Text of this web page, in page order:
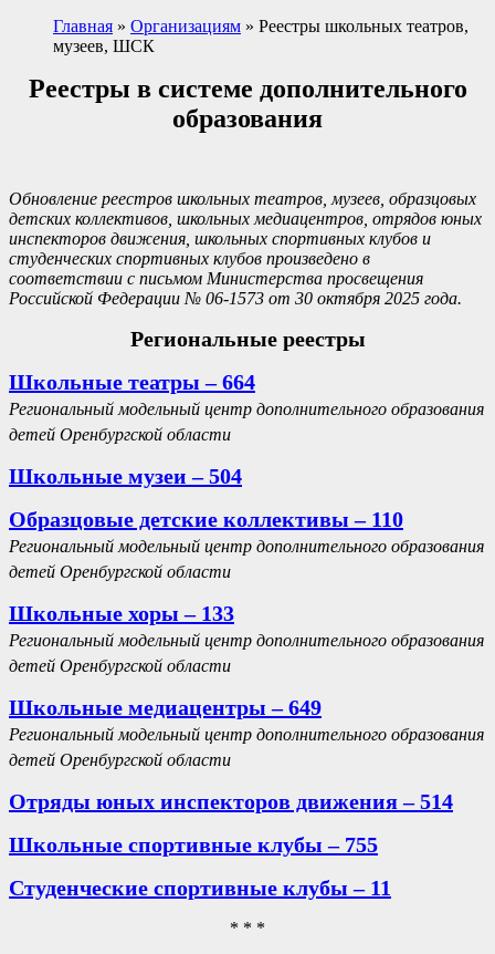
Главная » Организациям » Реестры школьных театров,
музеев, ШСК
Реестры в системе дополнительного
образования
Обновление реестров школьных театров, музеев, образцовых
детских коллективов, школьных медиацентров, отрядов юных
инспекторов движения, школьных спортивных клубов и
студенческих спортивных клубов произведено в
соответствии с письмом Министерства просвещения
Российской Федерации № 06-1573 от 30 октября 2025 года.
Региональные реестры
Школьные театры – 664
Региональный модельный центр дополнительного образования
детей Оренбургской области
Школьные музеи – 504
Образцовые детские коллективы – 110
Региональный модельный центр дополнительного образования
детей Оренбургской области
Школьные хоры – 133
Региональный модельный центр дополнительного образования
детей Оренбургской области
Школьные медиацентры – 649
Региональный модельный центр дополнительного образования
детей Оренбургской области
Отряды юных инспекторов движения – 514
Школьные спортивные клубы – 755
Студенческие спортивные клубы – 11
* * *